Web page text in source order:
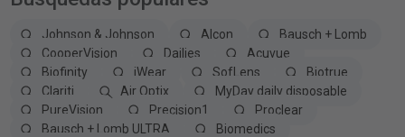
Johnson & Johnson Alcon
Bausch + Lomb
CooperVision
Dailies
Acuvue
Biofinity
iWear SofLens
Biotrue
Clariti
Air Optix
MyDay daily disposable
PureVision
Precision1
Proclear
Bausch + Lomb ULTRA
Biomedics